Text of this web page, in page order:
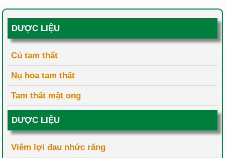
DƯỢC LIỆU
Củ tam thất
Nụ hoa tam thất
Tam thất mật ong
DƯỢC LIỆU
Viêm lợi đau nhức răng